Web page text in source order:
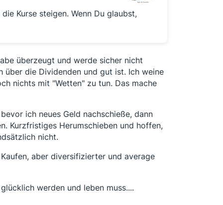
Kurse steigen. Wenn Du glaubst,
überzeugt und werde sicher nicht
über die Dividenden und gut ist. Ich weine
nichts mit "Wetten" zu tun. Das mache
ich neues Geld nachschieße, dann
Kurzfristiges Herumschieben und hoffen,
nicht.
aber diversifizierter und average
werden und leben muss....